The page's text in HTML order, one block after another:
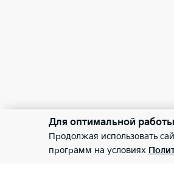
Для оптимальной
Продолжая использовать
программ на условиях